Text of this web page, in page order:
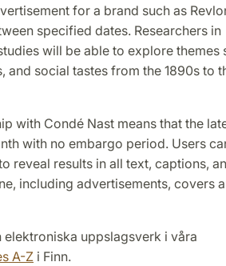
for a brand such as
specified dates. Researchers in
will be able to explore themes
and social tastes from the 1890s to
with Condé Nast means that the
with no embargo period. Users
reveal results in all text, captions,
including advertisements, covers
uppslagsverk i våra
A-Z i Finn.